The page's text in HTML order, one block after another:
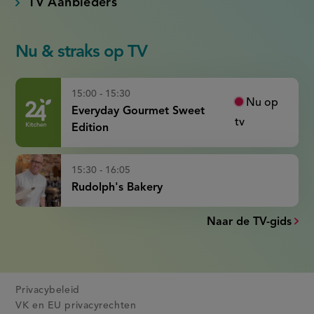
TV Aanbieders
Nu & straks op TV
15:00 - 15:30
Everyday Gourmet Sweet
Edition
Nu op
tv
15:30 - 16:05
Rudolph's Bakery
Naar de TV-gids
Privacybeleid
VK en EU privacyrechten